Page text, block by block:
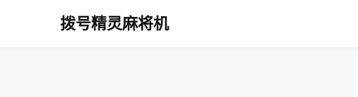
拨号精灵麻将机